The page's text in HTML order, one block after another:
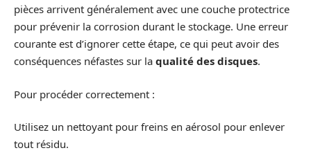
pièces arrivent généralement avec une couche protectrice
pour prévenir la corrosion durant le stockage. Une erreur
courante est d’ignorer cette étape, ce qui peut avoir des
conséquences néfastes sur la qualité des disques.
Pour procéder correctement :
Utilisez un nettoyant pour freins en aérosol pour enlever
tout résidu.